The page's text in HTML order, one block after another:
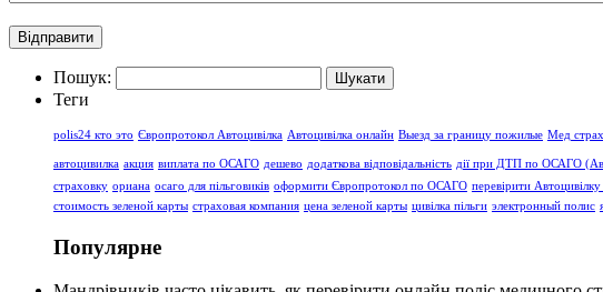
Пошук:
Теги
polis24 кто это Європротокол Автоцивілка Автоцивілка онлайн Выезд за границу пожилые Мед
автоцивилка акция виплата по ОСАГО дешево додаткова відповідальність дії при ДТП по ОСАГО
страховку ориана осаго для пільговиків оформити Європротокол по ОСАГО перевірити
стоимость зеленой карты страховая компания цена зеленой карты цивілка пільги электронный полис
Популярне